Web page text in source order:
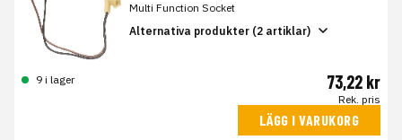
Multi Function Socket
Alternativa produkter (2 artiklar)
9 i lager 73,22 kr
Rek. pris
LÄGG I VARUKORG